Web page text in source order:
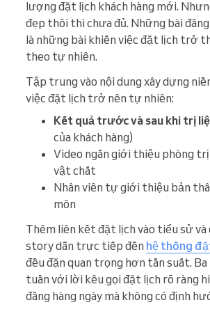
lượng đặt lịch khách hàng mới.
đẹp thôi thì chưa đủ. Những bài
là những bài khiến việc đặt lịch trở
theo tự nhiên.
Tập trung vào nội dung xây dựng
việc đặt lịch trở nên tự nhiên:
Kết quả trước và sau khi trị
của khách hàng)
Video ngắn giới thiệu phòng
vật chất
Nhân viên tự giới thiệu bản
môn
Thêm liên kết đặt lịch vào tiểu sử
story dẫn trực tiếp đến hệ thống
đều đặn quan trọng hơn tần suất. Ba
tuần với lời kêu gọi đặt lịch rõ ràng
đăng hàng ngày mà không có định